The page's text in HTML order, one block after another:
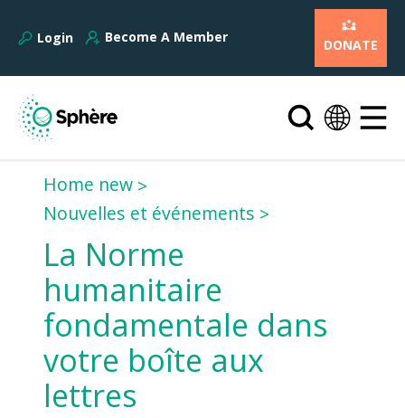
Login Become A Member DONATE
Home new
Nouvelles et événements
La Norme
humanitaire
fondamentale dans
votre boîte aux
lettres